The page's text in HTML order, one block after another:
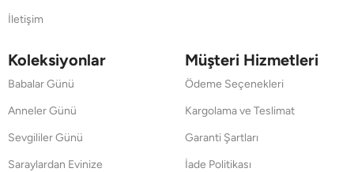
İletişim
Koleksiyonlar
Babalar Günü
Anneler Günü
Sevgililer Günü
Saraylardan Evinize
Müşteri Hizmetleri
Ödeme Seçenekleri
Kargolama ve Teslimat
Garanti Şartları
İade Politikası